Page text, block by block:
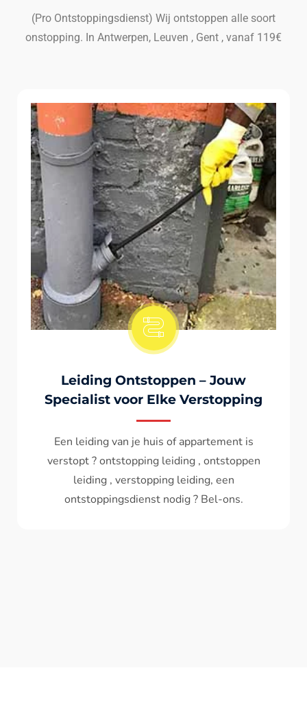
(Pro Ontstoppingsdienst) Wij ontstoppen alle soort
onstopping. In Antwerpen, Leuven , Gent , vanaf 119€
Onstopping Van Wc-Tiolet
Wc spoelt niet meer door ? het water komt
terug ? ontstoppen wc , ontstopping wc , wc
verstopt , een ontstoppingsdienst nodig ?
Bel - ons ? V.A 119€